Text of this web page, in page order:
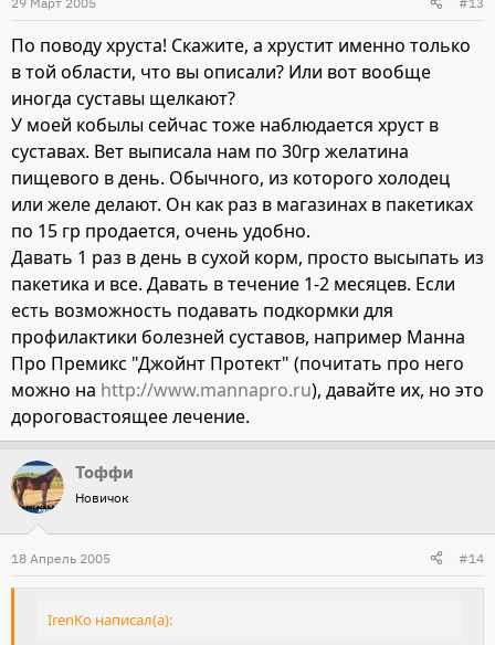
По поводу хруста! Скажите, а хрустит именно только
в той области, что вы описали? Или вот вообще
иногда суставы щелкают?
У моей кобылы сейчас тоже наблюдается хруст в
суставах. Вет выписала нам по 30гр желатина
пищевого в день. Обычного, из которого холодец
или желе делают. Он как раз в магазинах в пакетиках
по 15 гр продается, очень удобно.
Давать 1 раз в день в сухой корм, просто высыпать из
пакетика и все. Давать в течение 1-2 месяцев. Если
есть возможность подавать подкормки для
профилактики болезней суставов, например Манна
Про Премикс "Джойнт Протект" (почитать про него
можно на http://www.mannapro.ru), давайте их, но это
дороговастоящее лечение.
Тоффи
Новичок
18 Апрель 2005 #14
IrenKo написал(а):